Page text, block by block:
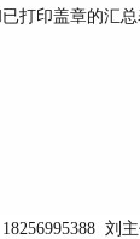
打印盖章的汇总
刘